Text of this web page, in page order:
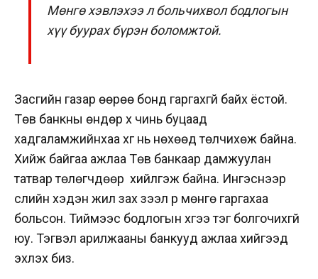
Мөнгө хэвлэхээ л больчихвол бодлогын
хүү буурах бүрэн боломжтой.
Засгийн газар өөрөө бонд гаргахгүй байх ёстой.
Төв банкны өндөр хүү чинь буцаад
хадгаламжийнхаа хүүг нь нөхөөд төлчихөж байна.
Хийж байгаа ажлаа Төв банкаар дамжуулан
татвар төлөгчдөөр хийлгэж байна. Ингэснээр
сүүлийн хэдэн жил зах зээл рүү мөнгө гаргахаа
больсон. Тиймээс бодлогын хүүгээ тэг болгочихгүй
юу. Тэгвэл арилжааны банкууд ажлаа хийгээд
эхлэх биз.